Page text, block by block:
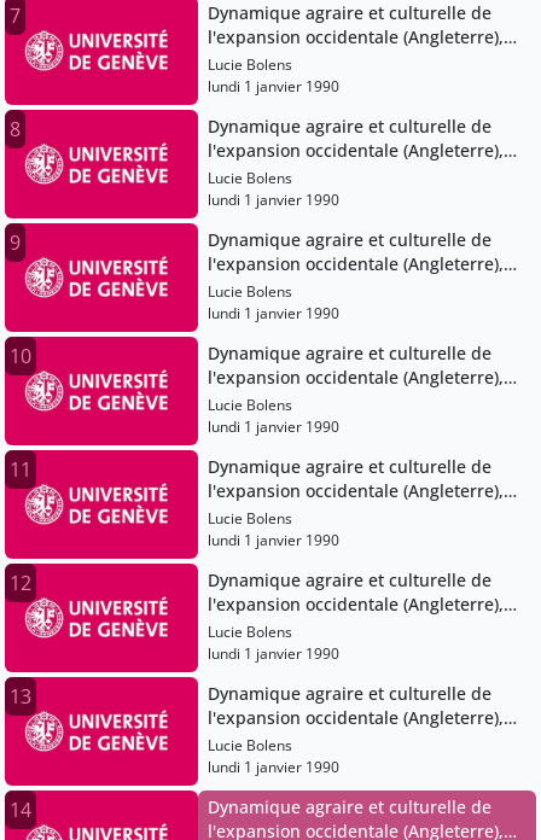
7
Dynamique agraire et culturelle de
l'expansion occidentale (Angleterre),
XIe-XVe siècles
Lucie Bolens
lundi 1 janvier 1990
8
Dynamique agraire et culturelle de
l'expansion occidentale (Angleterre),
XIe-XVe siècles
Lucie Bolens
lundi 1 janvier 1990
9
Dynamique agraire et culturelle de
l'expansion occidentale (Angleterre),
XIe-XVe siècles
Lucie Bolens
lundi 1 janvier 1990
10
Dynamique agraire et culturelle de
l'expansion occidentale (Angleterre),
XIe-XVe siècles
Lucie Bolens
lundi 1 janvier 1990
11
Dynamique agraire et culturelle de
l'expansion occidentale (Angleterre),
XIe-XVe siècles
Lucie Bolens
lundi 1 janvier 1990
12
Dynamique agraire et culturelle de
l'expansion occidentale (Angleterre),
XIe-XVe siècles
Lucie Bolens
lundi 1 janvier 1990
13
Dynamique agraire et culturelle de
l'expansion occidentale (Angleterre),
XIe-XVe siècles
Lucie Bolens
lundi 1 janvier 1990
14
Dynamique agraire et culturelle de
l'expansion occidentale (Angleterre),